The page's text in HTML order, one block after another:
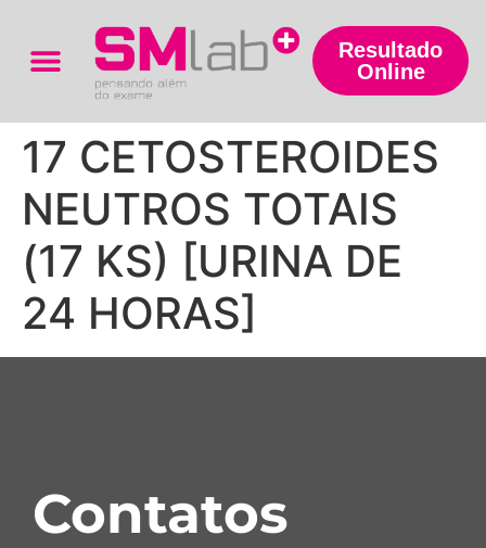
Resultado
Online
17 CETOSTEROIDES
NEUTROS TOTAIS
(17 KS) [URINA DE
24 HORAS]
Contatos